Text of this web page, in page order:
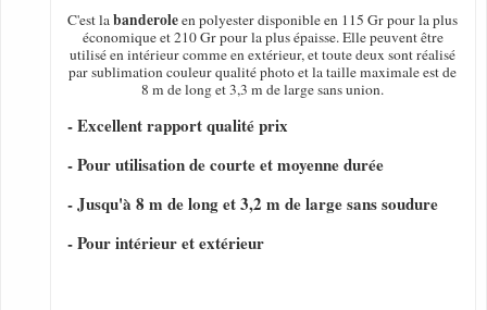
C'est labanderoleen polyester disponible en 115 Gr pour la plus
économique et 210 Gr pour la plus épaisse. Elle peuvent être
utilisé en intérieur comme en extérieur, et toute deux sont réalisé
par sublimation couleur qualité photo et la taille maximale est de
8 m de long et 3,3 m de large sans union.
- Excellent rapport qualité prix
- Pour utilisation de courte et moyenne durée
- Jusqu'à 8 m de long et 3,2 m de large sans soudure
- Pour intérieur et extérieur